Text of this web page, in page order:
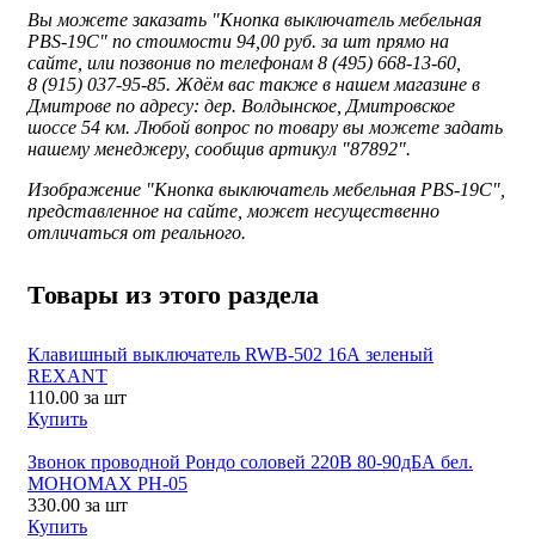
Вы можете заказать "Кнопка выключатель мебельная
PBS-19C" по стоимости 94,00 руб. за шт прямо на
сайте, или позвонив по телефонам 8 (495) 668-13-60,
8 (915) 037-95-85. Ждём вас также в нашем магазине в
Дмитрове по адресу: дер. Волдынское, Дмитровское
шоссе 54 км. Любой вопрос по товару вы можете задать
нашему менеджеру, сообщив артикул "87892".
Изображение "Кнопка выключатель мебельная PBS-19C",
представленное на сайте, может несущественно
отличаться от реального.
Товары из этого раздела
Клавишный выключатель RWB-502 16А зеленый
REXANT
110.00 за шт
Купить
Звонок проводной Рондо соловей 220В 80-90дБА бел.
МОНОМАХ РН-05
330.00 за шт
Купить